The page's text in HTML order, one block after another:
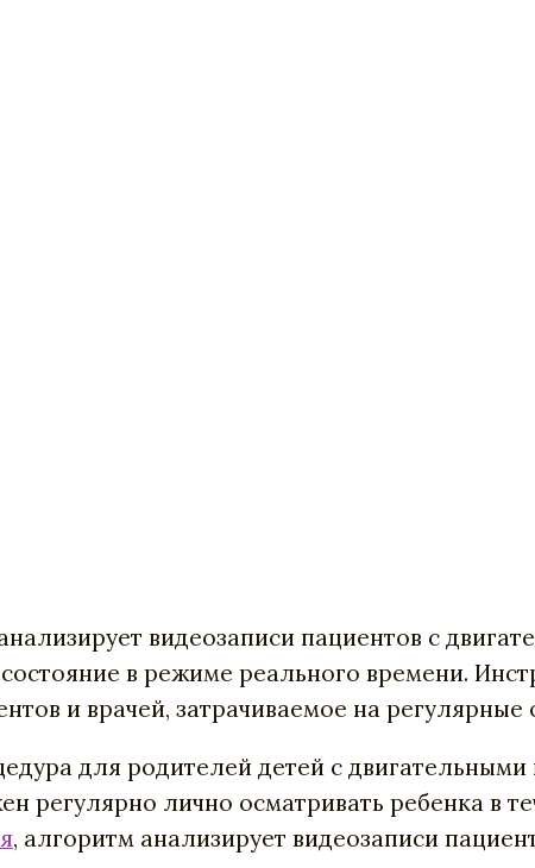
видеозаписи пациентов с
в режиме реального времени.
и врачей, затрачиваемое на регулярные
для родителей детей с
регулярно лично осматривать ребенка в
, алгоритм анализирует видеозаписи